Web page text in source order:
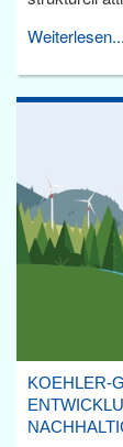
Weiterlesen...
KOEHLER-